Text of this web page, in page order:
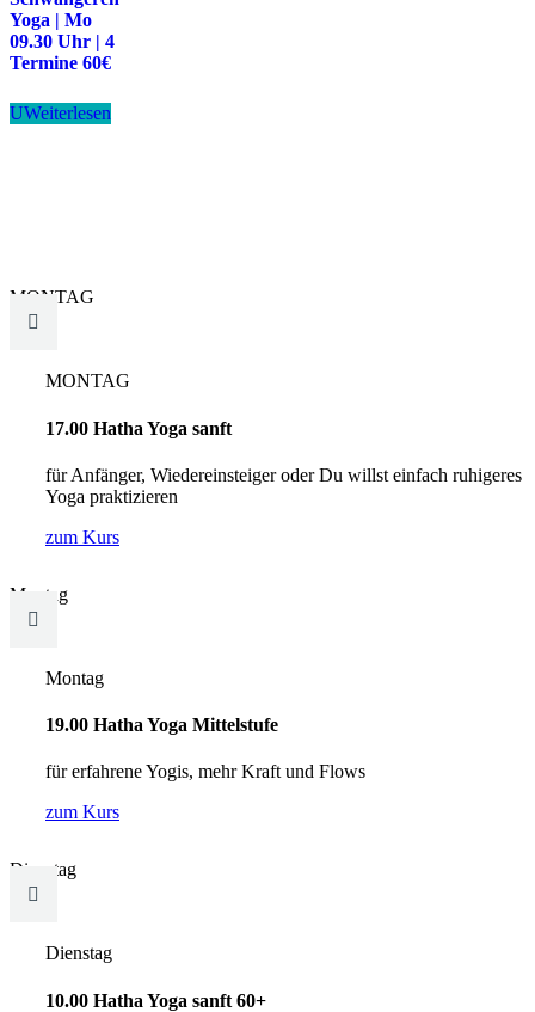
Yoga | Mo
09.30 Uhr | 4
Termine 60€
UWeiterlesen
MONTAG

MONTAG
17.00 Hatha Yoga sanft
für Anfänger, Wiedereinsteiger oder Du willst einfach ruhigeres
Yoga praktizieren
zum Kurs
Montag

Montag
19.00 Hatha Yoga Mittelstufe
für erfahrene Yogis, mehr Kraft und Flows
zum Kurs
Dienstag

Dienstag
10.00 Hatha Yoga sanft 60+